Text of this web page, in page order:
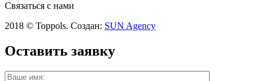
Связаться с нами
2018 © Toppols. Создан: SUN Agency
Оставить заявку